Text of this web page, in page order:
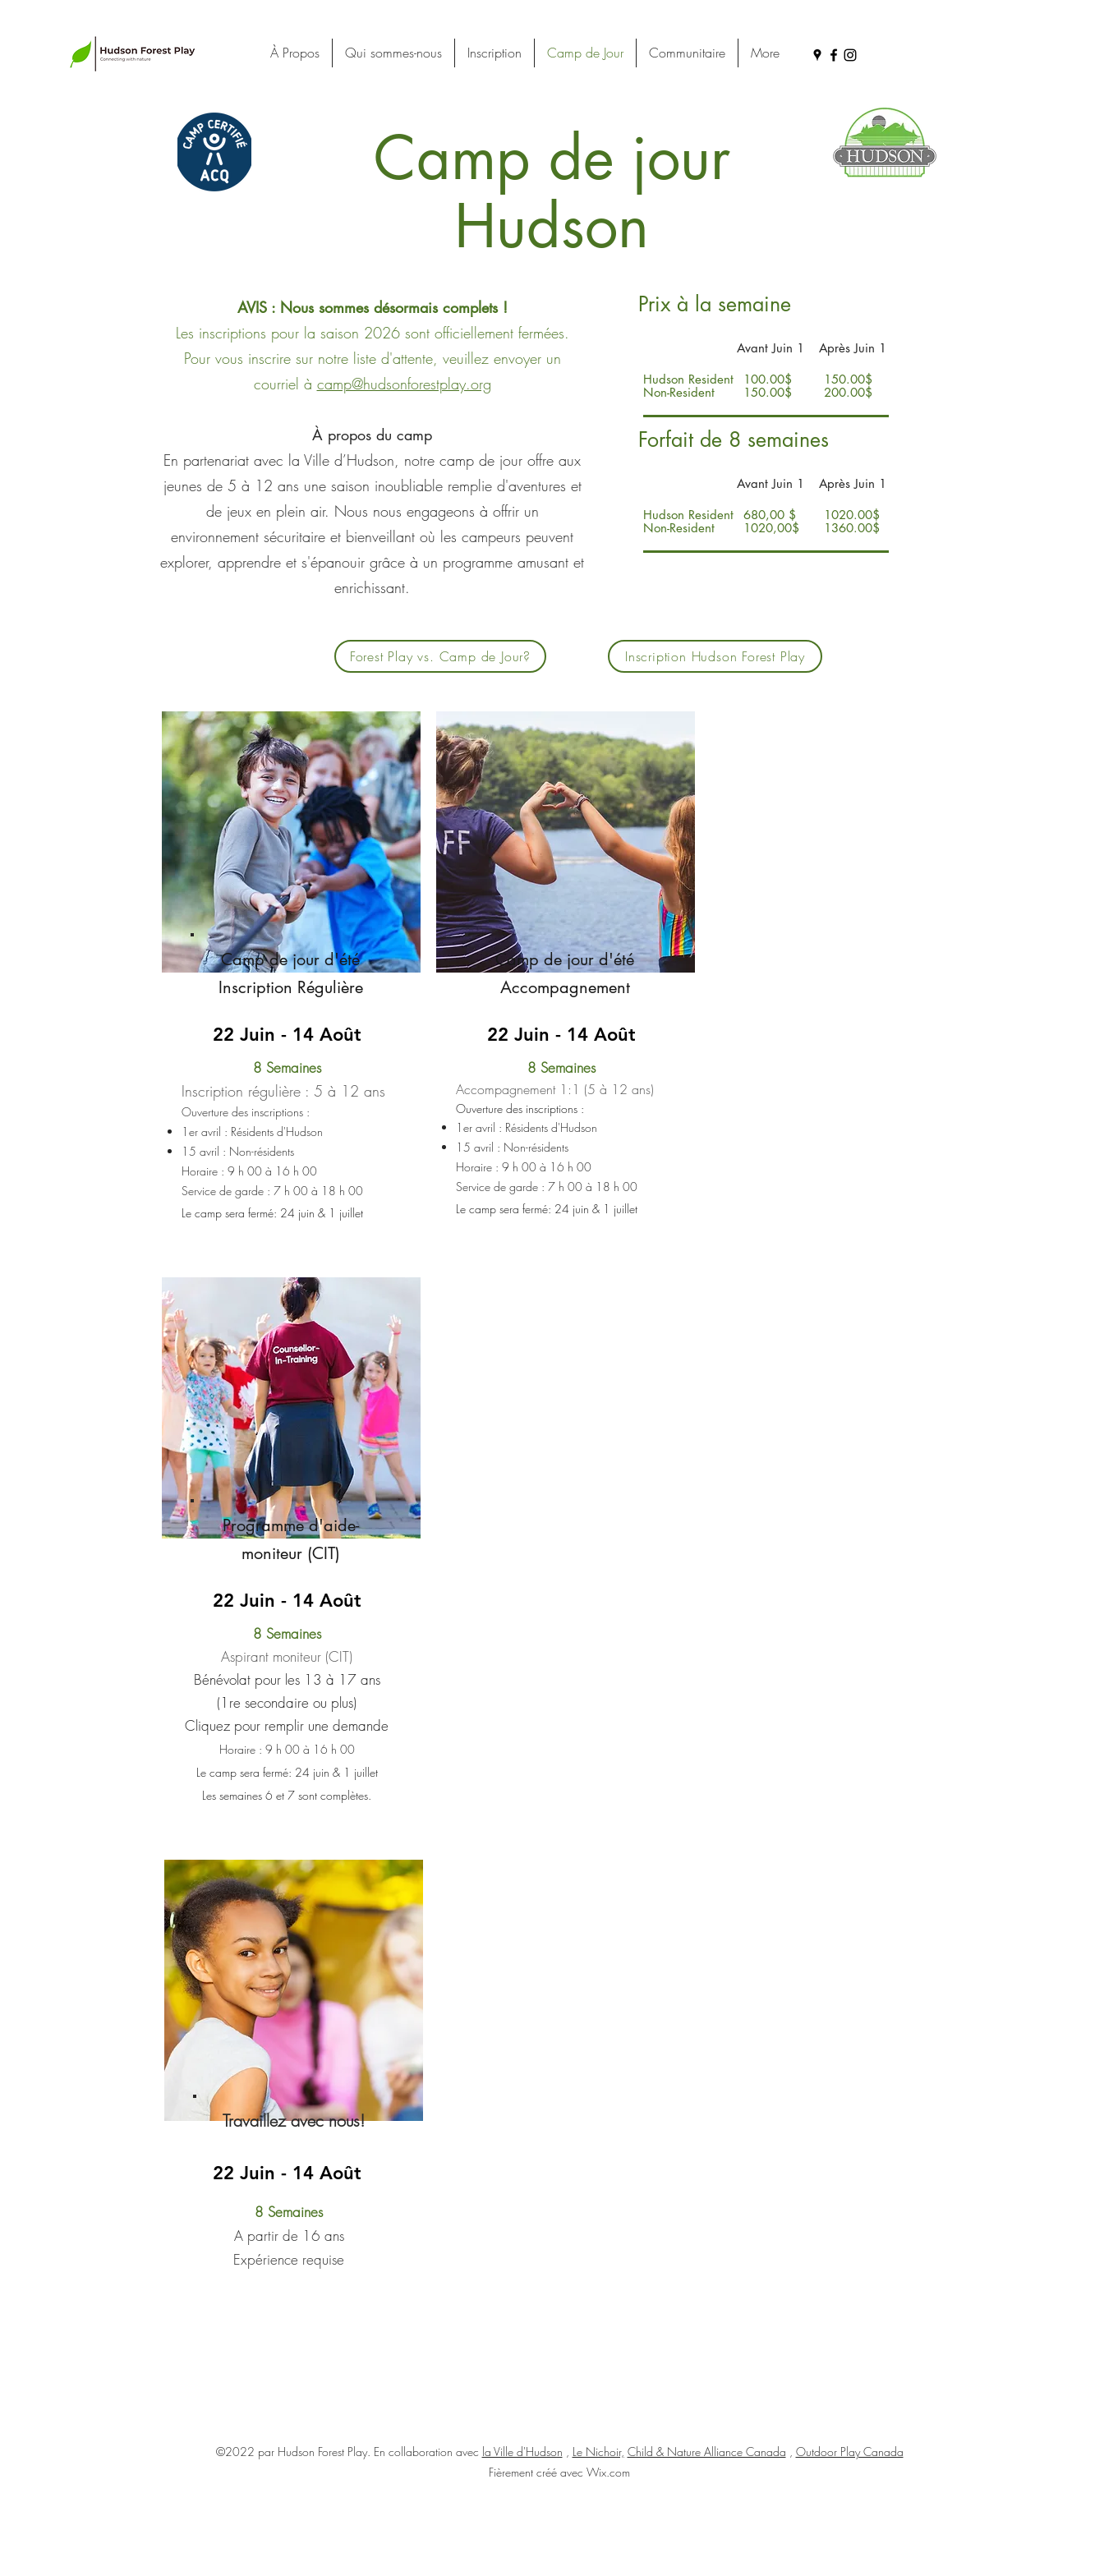
À Propos Qui sommes-nous Inscription Camp de Jour Communitaire More
Camp de jour
Hudson
AVIS : Nous sommes désormais complets !
Les inscriptions pour la saison 2026 sont officiellement fermées.
Pour vous inscrire sur notre liste d'attente, veuillez envoyer un
courriel à camp@hudsonforestplay.org
À propos du camp
En partenariat avec la Ville d’Hudson, notre camp de jour offre aux
jeunes de 5 à 12 ans une saison inoubliable remplie d'aventures et
de jeux en plein air. Nous nous engageons à offrir un
environnement sécuritaire et bienveillant où les campeurs peuvent
explorer, apprendre et s'épanouir grâce à un programme amusant et
enrichissant.
Prix à la semaine
Avant Juin 1
Après Juin 1
Hudson Resident
Non-Resident
100.00$
150.00$
150.00$
200.00$
Forfait de 8 semaines
Avant Juin 1
Après Juin 1
Hudson Resident
Non-Resident
680,00 $
1020,00$
1020.00$
1360.00$
Forest Play vs. Camp de Jour? Inscription Hudson Forest Play
Camp de jour d'été
Inscription Régulière
22 Juin - 14 Août
8 Semaines
Inscription régulière : 5 à 12 ans
Ouverture des inscriptions :
1er avril : Résidents d'Hudson
15 avril : Non-résidents
​Horaire : 9 h 00 à 16 h 00
Service de garde : 7 h 00 à 18 h 00
​Le camp sera fermé: 24 juin & 1 juillet
Camp de jour d'été
Accompagnement
22 Juin - 14 Août
8 Semaines
Accompagnement 1:1 (5 à 12 ans)
Ouverture des inscriptions :
1er avril : Résidents d'Hudson
15 avril : Non-résidents
Horaire : 9 h 00 à 16 h 00
Service de garde : 7 h 00 à 18 h 00
​Le camp sera fermé: 24 juin & 1 juillet
Programme d'aide-
moniteur (CIT)
22 Juin - 14 Août
8 Semaines
Aspirant moniteur (CIT)
Bénévolat pour les 13 à 17 ans
(1re secondaire ou plus)
Cliquez pour remplir une demande
Horaire : 9 h 00 à 16 h 00
​Le camp sera fermé: 24 juin & 1 juillet
Les semaines 6 et 7 sont complètes.
Travaillez avec nous!
22 Juin - 14 Août
8 Semaines
A partir de 16 ans
Expérience requise
©2022 par Hudson Forest Play. En collaboration avec la Ville d'Hudson , Le Nichoir, Child & Nature Alliance Canada , Outdoor Play Canada
Fièrement créé avec Wix.com